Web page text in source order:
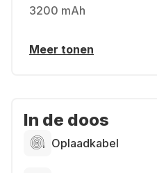
3200 mAh
Meer tonen
In de doos
Oplaadkabel